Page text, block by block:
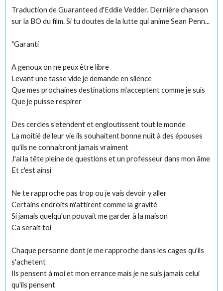
Traduction de Guaranteed d'Eddie Vedder. Dernière chanson
sur la BO du film. Si tu doutes de la lutte qui anime Sean Penn...
"Garanti
A genoux on ne peux être libre
Levant une tasse vide je demande en silence
Que mes prochaines destinations m'acceptent comme je suis
Que je puisse respirer
Des cercles s'etendent et engloutissent tout le monde
La moitié de leur vie ils souhaitent bonne nuit à des épouses
qu'ils ne connaitront jamais vraiment
J'ai la tête pleine de questions et un professeur dans mon âme
Et c'est ainsi
Ne te rapproche pas trop ou je vais devoir y aller
Certains endroits m'attirent comme la gravité
Si jamais quelqu'un pouvait me garder à la maison
Ca serait toi
Chaque personne dont je me rapproche dans les cages qu'ils
s'achetent
Ils pensent à moi et mon errance mais je ne suis jamais celui
qu'ils pensent